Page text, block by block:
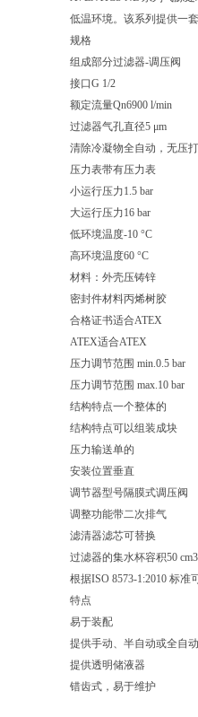
低温环境。该系列提供一
规格
组成部分过滤器-调压阀
接口G 1/2
额定流量Qn6900 l/min
过滤器气孔直径5 μm
清除冷凝物全自动，无压
压力表带有压力表
小运行压力1.5 bar
大运行压力16 bar
低环境温度-10 °C
高环境温度60 °C
材料：外壳压铸锌
密封件材料丙烯树胶
合格证书适合ATEX
ATEX适合ATEX
压力调节范围 min.0.5 bar
压力调节范围 max.10 bar
结构特点一个整体的
结构特点可以组装成块
压力输送单的
安装位置垂直
调节器型号隔膜式调压阀
调整功能带二次排气
滤清器滤芯可替换
过滤器的集水杯容积50 cm3
根据ISO 8573-1:2010 标准
特点
易于装配
提供手动、半自动或全自
提供透明储液器
错齿式，易于维护